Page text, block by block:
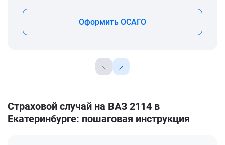
Оформить ОСАГО
Страховой случай на ВАЗ 2114 в
Екатеринбурге: пошаговая инструкция